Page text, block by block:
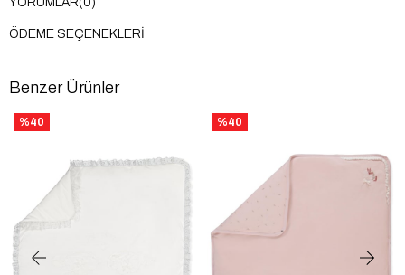
ÖDEME SEÇENEKLERI
Benzer Ürünler
%40 %40